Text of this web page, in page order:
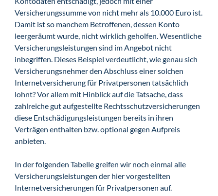
Versicherungssumme von nicht mehr als 10.000 Euro ist.
Damit ist so manchem Betroffenen, dessen Konto
leergeräumt wurde, nicht wirklich geholfen. Wesentliche
Versicherungsleistungen sind im Angebot nicht
inbegriffen. Dieses Beispiel verdeutlicht, wie genau sich
Versicherungsnehmer den Abschluss einer solchen
Internetversicherung für Privatpersonen tatsächlich
lohnt? Vor allem mit Hinblick auf die Tatsache, dass
zahlreiche gut aufgestellte Rechtsschutzversicherungen
diese Entschädigungsleistungen bereits in ihren
Verträgen enthalten bzw. optional gegen Aufpreis
anbieten.
In der folgenden Tabelle greifen wir noch einmal alle
Versicherungsleistungen der hier vorgestellten
Internetversicherungen für Privatpersonen auf.